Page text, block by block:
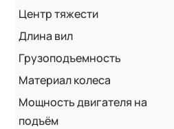
Центр тяжести
Длина вил
Грузоподъемность
Материал колеса
Мощность двигателя на
подъём